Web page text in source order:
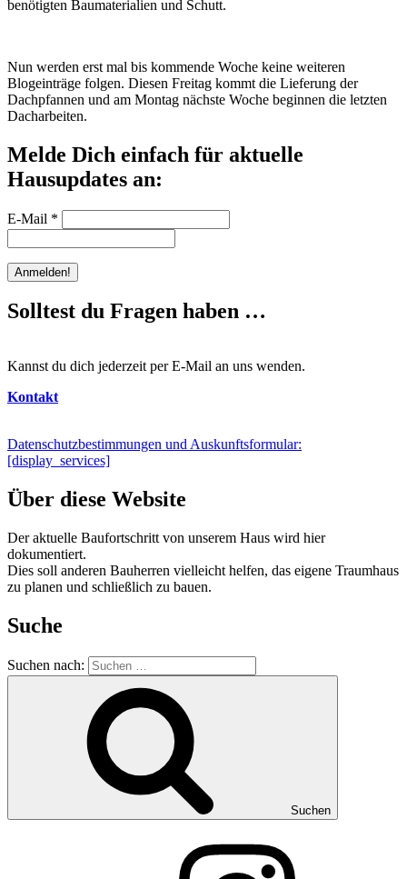
benötigten Baumaterialien und Schutt.
Nun werden erst mal bis kommende Woche keine weiteren
Blogeinträge folgen. Diesen Freitag kommt die Lieferung der
Dachpfannen und am Montag nächste Woche beginnen die letzten
Dacharbeiten.
Melde Dich einfach für aktuelle
Hausupdates an:
E-Mail *
Solltest du Fragen haben …
Kannst du dich jederzeit per E-Mail an uns wenden.
Kontakt
Datenschutzbestimmungen und Auskunftsformular:
[display_services]
Über diese Website
Der aktuelle Baufortschritt von unserem Haus wird hier
dokumentiert.
Dies soll anderen Bauherren vielleicht helfen, das eigene Traumhaus
zu planen und schließlich zu bauen.
Suche
Suchen nach:
Suchen